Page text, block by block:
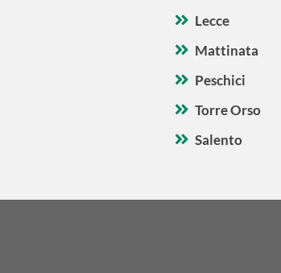
Lecce
Mattinata
Peschici
Torre Orso
Salento